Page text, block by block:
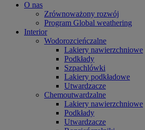
O nas
Zrównoważony rozwój
Program Global weathering
Interior
Wodorozcieńczalne
Lakiery nawierzchniowe
Podkłady
Szpachlówki
Lakiery podkładowe
Utwardzacze
Chemoutwardzalne
Lakiery nawierzchniowe
Podkłady
Utwardzacze